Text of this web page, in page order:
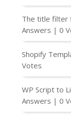
The title filter
Answers | 0
Shopify
Votes
WP Script to
Answers | 0